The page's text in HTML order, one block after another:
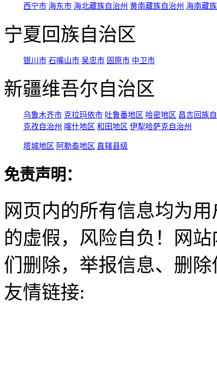
西宁市 海东市 海北藏族自治州 黄南藏族自治州 海南藏
宁夏回族自治区
银川市 石嘴山市 吴忠市 固原市 中卫市
新疆维吾尔自治区
乌鲁木齐市 克拉玛依市 吐鲁番地区 哈密地区 昌吉回族
克孜自治州 喀什地区 和田地区 伊犁哈萨克自治州
塔城地区 阿勒泰地区 直辖县级
免责声明：
网页内的所有信息均为
的虚假，风险自负！网
们删除，举报信息、删
友情链接: